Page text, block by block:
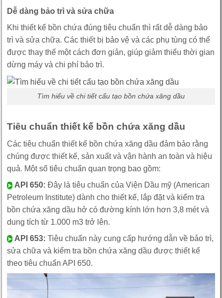
Dễ dàng bảo trì và sửa chữa
Khi thiết kế bồn chứa đúng tiêu chuẩn thì rất dễ dàng bảo
trì và sửa chữa. Các thiết bị bảo vệ và các phụ tùng có thể
được thay thế một cách đơn giản, giúp giảm thiểu thời gian
dừng máy và chi phí bảo trì.
Tìm hiểu về chi tiết cấu tạo bồn chứa xăng dầu
Tiêu chuẩn thiết kế bồn chứa xăng dầu
Các tiêu chuẩn thiết kế bồn chứa xăng dầu đảm bảo rằng
chúng được thiết kế, sản xuất và vận hành an toàn và hiệu
quả. Một số tiêu chuẩn quan trọng bao gồm:
➤ API 650: Đây là tiêu chuẩn của Viện Dầu mỹ (American
Petroleum Institute) dành cho thiết kế, lắp đặt và kiểm tra
bồn chứa xăng dầu hở có đường kính lớn hơn 3,8 mét và
dung tích từ 1.000 m3 trở lên.
➤ API 653: Tiêu chuẩn này cung cấp hướng dẫn về bảo trì,
sửa chữa và kiểm tra bồn chứa xăng dầu được thiết kế
theo tiêu chuẩn API 650.